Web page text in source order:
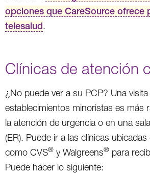
opciones que CareSource ofrece
telesalud.
Clínicas de atención
¿No puede ver a su PCP? Una
establecimientos minoristas es más
la atención de urgencia o en una
(ER). Puede ir a las clínicas
como CVS® y Walgreens® para
Puede hacer lo siguiente: